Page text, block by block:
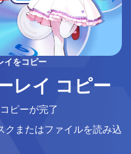
イをコピー
レイ コピー
ピーが完了
クまたはファイルを読み込